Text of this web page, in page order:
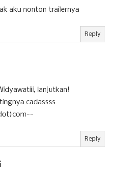
aku nonton trailernya
Reply
lanjutkan!
cadassss
Reply